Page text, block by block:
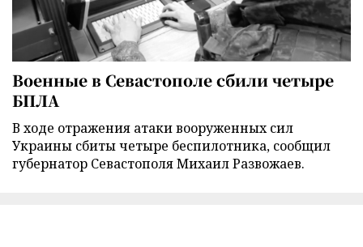
Военные в Севастополе сбили четыре
БПЛА
В ходе отражения атаки вооруженных сил
Украины сбиты четыре беспилотника, сообщил
губернатор Севастополя Михаил Развожаев.